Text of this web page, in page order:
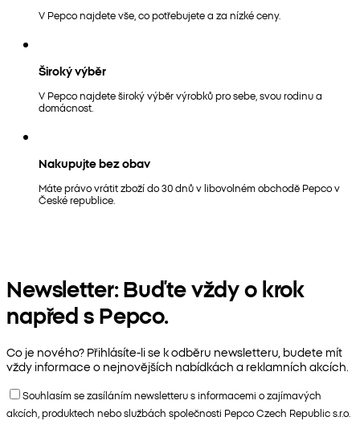
V Pepco najdete vše, co potřebujete a za nízké ceny.
Široký výběr
V Pepco najdete široký výběr výrobků pro sebe, svou rodinu a
domácnost.
Nakupujte bez obav
Máte právo vrátit zboží do 30 dnů v libovolném obchodě Pepco v
České republice.
Newsletter: Buďte vždy o krok
napřed s Pepco.
Co je nového? Přihlásíte-li se k odběru newsletteru, budete mít
vždy informace o nejnovějších nabídkách a reklamních akcích.
Souhlasím se zasíláním newsletteru s informacemi o zajímavých
akcích, produktech nebo službách společnosti Pepco Czech Republic s.r.o.